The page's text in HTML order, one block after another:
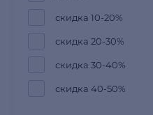
скидка 10-20%
скидка 20-30%
скидка 30-40%
скидка 40-50%